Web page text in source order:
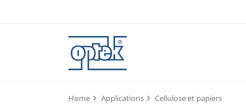
Home Applications Cellulose et papiers